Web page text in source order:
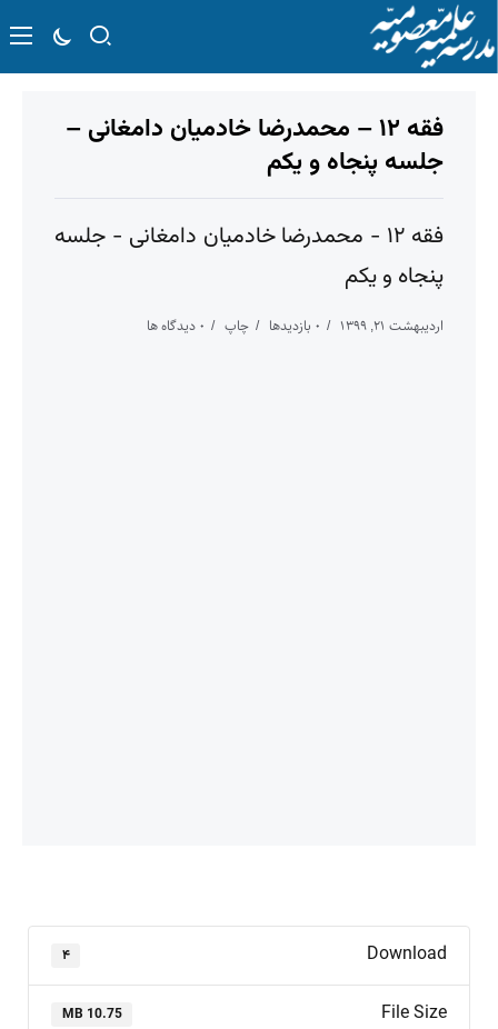
فقه ۱۲ – محمدرضا خادمیان دامغانی –
جلسه پنجاه و یکم
فقه ۱۲ - محمدرضا خادمیان دامغانی - جلسه
پنجاه و یکم
اردیبهشت ۲۱, ۱۳۹۹ ۰ بازدیدها چاپ ۰ دیدگاه ها
Download ۴
File Size
10.75 MB